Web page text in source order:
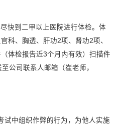
快到二甲以上医院进行体检。体
科、胸透、肝功2项、肾功2项、
体检报告近3个月内有效）扫描件
公司联系人邮箱（崔老师，
试中组织作弊的行为，为他人实施